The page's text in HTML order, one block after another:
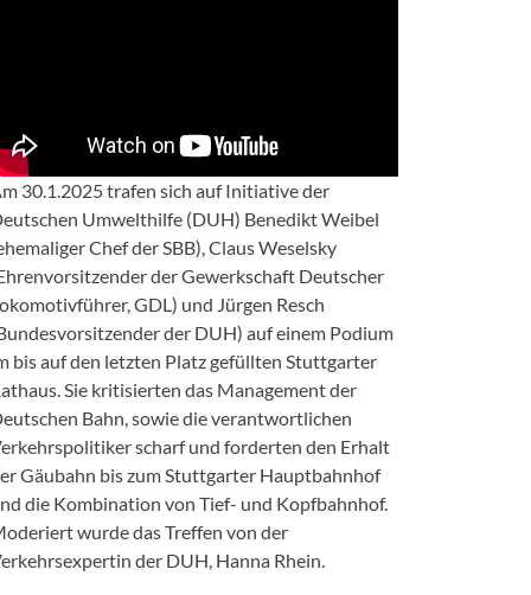
30.1.2025 trafen sich auf Initiative der
Umwelthilfe (DUH) Benedikt Weibel
Chef der SBB), Claus Weselsky
der Gewerkschaft Deutscher
GDL) und Jürgen Resch
der DUH) auf einem Podium
bis auf den letzten Platz gefüllten Stuttgarter
Sie kritisierten das Management der
Bahn, sowie die verantwortlichen
scharf und forderten den Erhalt
Gäubahn bis zum Stuttgarter Hauptbahnhof
die Kombination von Tief- und Kopfbahnhof.
wurde das Treffen von der
der DUH, Hanna Rhein.